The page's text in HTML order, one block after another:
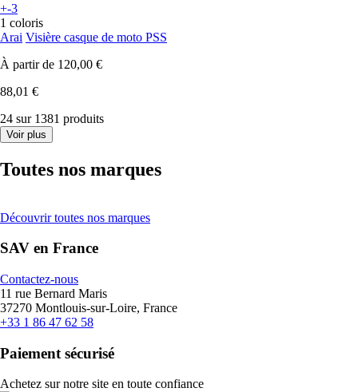
+-3
1 coloris
Arai Visière casque de moto PSS
À partir de 120,00 €
88,01 €
24 sur 1381 produits
Voir plus
Toutes nos marques
Découvrir toutes nos marques
SAV en France
Contactez-nous
11 rue Bernard Maris
37270 Montlouis-sur-Loire, France
+33 1 86 47 62 58
Paiement sécurisé
Achetez sur notre site en toute confiance